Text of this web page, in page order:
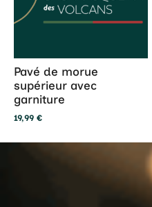
Pavé de morue
supérieur avec
garniture
19,99 €